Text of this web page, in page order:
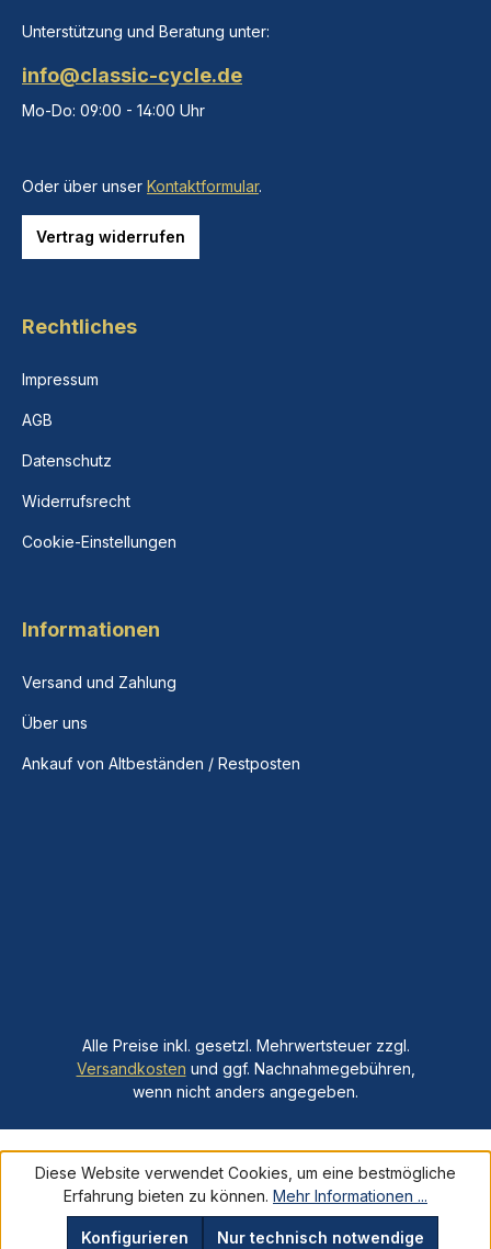
Unterstützung und Beratung unter:
info@classic-cycle.de
Mo-Do: 09:00 - 14:00 Uhr
Oder über unser Kontaktformular.
Vertrag widerrufen
Rechtliches
Impressum
AGB
Datenschutz
Widerrufsrecht
Cookie-Einstellungen
Informationen
Versand und Zahlung
Über uns
Ankauf von Altbeständen / Restposten
Alle Preise inkl. gesetzl. Mehrwertsteuer zzgl.
Versandkosten und ggf. Nachnahmegebühren,
wenn nicht anders angegeben.
Diese Website verwendet Cookies, um eine bestmögliche
Erfahrung bieten zu können. Mehr Informationen ...
Nur technisch notwendige
Konfigurieren